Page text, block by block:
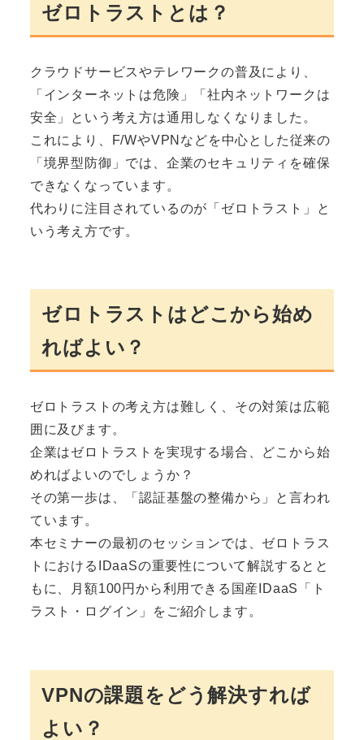
ゼロトラストとは？
クラウドサービスやテレワークの普及により、
「インターネットは危険」「社内ネットワークは
安全」という考え方は通用しなくなりました。
これにより、F/WやVPNなどを中心とした従来の
「境界型防御」では、企業のセキュリティを確保
できなくなっています。
代わりに注目されているのが「ゼロトラスト」と
いう考え方です。
ゼロトラストはどこから始め
ればよい？
ゼロトラストの考え方は難しく、その対策は広範
囲に及びます。
企業はゼロトラストを実現する場合、どこから始
めればよいのでしょうか？
その第一歩は、「認証基盤の整備から」と言われ
ています。
本セミナーの最初のセッションでは、ゼロトラス
トにおけるIDaaSの重要性について解説するとと
もに、月額100円から利用できる国産IDaaS「ト
ラスト・ログイン」をご紹介します。
VPNの課題をどう解決すれば
よい？